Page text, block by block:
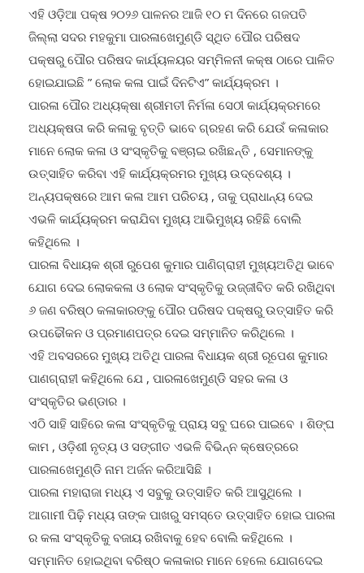
ଏହି ଓଡ଼ିଆ ପକ୍ଷ ୨୦୨୬ ପାଳନର ଆଜି ୧୦ ମ ଦିନରେ ଗଜପତି
ଜିଲ୍ଲା ସଦର ମହକୁମା ପାରଳାଖେମୁଣ୍ଡି ସ୍ଥିତ ପୌର ପରିଷଦ
ପକ୍ଷରୁ ପୌର ପରିଷଦ କାର୍ଯ୍ୟଳୟର ସମ୍ମିଳନୀ କକ୍ଷ ଠାରେ ପାଳିତ
ହୋଇଯାଇଛି ” ଲୋକ କଳା ପାଇଁ ଦିନଟିଏ” କାର୍ଯ୍ୟକ୍ରମ ।
ପାରଳା ପୌର ଅଧ୍ୟକ୍ଷା ଶ୍ରୀମତୀ ନିର୍ମଳା ସେଠୀ କାର୍ଯ୍ୟକ୍ରମରେ
ଅଧ୍ୟକ୍ଷତା କରି କଳାକୁ ବୃତ୍ତି ଭାବେ ଗ୍ରହଣ କରି ଯେଉଁ କଳାକାର
ମାନେ ଲୋକ କଳା ଓ ସଂସ୍କୃତିକୁ ବଞ୍ଚାଇ ରଖିଛନ୍ତି , ସେମାନଙ୍କୁ
ଉତ୍ସାହିତ କରିବା ଏହି କାର୍ଯ୍ୟକ୍ରମର ମୁଖ୍ୟ ଉଦ୍ଦେଶ୍ୟ ।
ଅନ୍ୟପକ୍ଷରେ ଆମ କଳା ଆମ ପରିଚୟ , ତାକୁ ପ୍ରାଧାନ୍ୟ ଦେଇ
ଏଭଳି କାର୍ଯ୍ୟକ୍ରମ କରାଯିବା ମୁଖ୍ୟ ଆଭିମୁଖ୍ୟ ରହିଛି ବୋଲି
କହିଥିଲେ ।
ପାରଳା ବିଧାୟକ ଶ୍ରୀ ରୁପେଶ କୁମାର ପାଣିଗ୍ରାହୀ ମୁଖ୍ୟଅତିଥି ଭାବେ
ଯୋଗ ଦେଇ ଲୋକକଳା ଓ ଲୋକ ସଂସ୍କୃତିକୁ ଉଜ୍ଜୀବିତ କରି ରଖିଥିବା
୬ ଜଣ ବରିଷ୍ଠ କଳାକାରଙ୍କୁ ପୌର ପରିଷଦ ପକ୍ଷରୁ ଉତ୍ସାହିତ କରି
ଉପଢୌକନ ଓ ପ୍ରମାଣପତ୍ର ଦେଇ ସମ୍ମାନିତ କରିଥିଲେ ।
ଏହି ଅବସରରେ ମୁଖ୍ୟ ଅତିଥି ପାରଳା ବିଧାୟକ ଶ୍ରୀ ରୂପେଶ କୁମାର
ପାଣଗ୍ରାହୀ କହିଥିଲେ ଯେ , ପାରଳାଖେମୁଣ୍ଡି ସହର କଳା ଓ
ସଂସ୍କୃତିର ଭଣ୍ଡାର ।
ଏଠି ସାହି ସାହିରେ କଳା ସଂସ୍କୃତିକୁ ପ୍ରାୟ ସବୁ ଘରେ ପାଇବେ । ଶିଙ୍ଘ
କାମ , ଓଡ଼ିଶୀ ନୃତ୍ୟ ଓ ସଙ୍ଗୀତ ଏଭଳି ବିଭିନ୍ନ କ୍ଷେତ୍ରରେ
ପାରଳାଖେମୁଣ୍ଡି ନାମ ଅର୍ଜନ କରିଆସିଛି ।
ପାରଳା ମହାରାଜା ମଧ୍ୟ ଏ ସବୁକୁ ଉତ୍ସାହିତ କରି ଆସୁଥିଲେ ।
ଆଗାମୀ ପିଢ଼ି ମଧ୍ୟ ତାଙ୍କ ପାଖରୁ ସମସ୍ତେ ଉତ୍ସାହିତ ହୋଇ ପାରଳା
ର କଳା ସଂସ୍କୃତିକୁ ବଜାୟ ରଖିବାକୁ ହେବ ବୋଲି କହିଥିଲେ ।
ସମ୍ମାନିତ ହୋଇଥିବା ବରିଷ୍ଠ କଳାକାର ମାନେ ହେଲେ ଯୋଗଦେଇ